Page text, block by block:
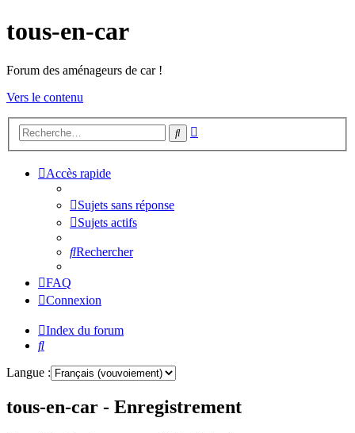
tous-en-car
Forum des aménageurs de car !
Vers le contenu
Rechercher
Accès rapide
Sujets sans réponse
Sujets actifs
Rechercher
FAQ
Connexion
Index du forum
Rechercher
Langue :
tous-en-car - Enregistrement